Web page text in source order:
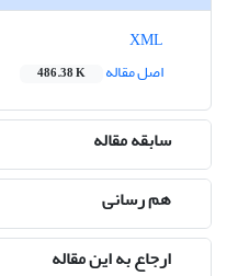
اصل مقاله
486.38 K
سابقه مقاله
هم رسانی
ارجاع به این مقاله